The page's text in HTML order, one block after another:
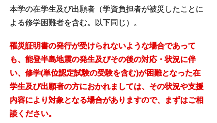
本学の在学生及び出願者（学資負担者が被災したことに
よる修学困難者を含む。以下同じ）。
罹災証明書の発行が受けられないような場合であって
も、能登半島地震の発生及びその後の対応・状況に伴
い、修学(単位認定試験の受験を含む)が困難となった在
学生及び出願者の方におかれましては、その状況や支援
内容により対象となる場合がありますので、まずはご相
談ください。